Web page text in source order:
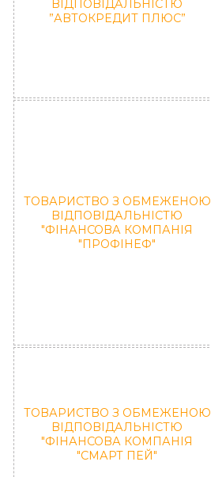
ВІДПОВІДАЛЬНІСТЮ
”АВТОКРЕДИТ ПЛЮС”
ТОВАРИСТВО З ОБМЕЖЕНОЮ
ВІДПОВІДАЛЬНІСТЮ
"ФІНАНСОВА КОМПАНІЯ
"ПРОФІНЕФ"
ТОВАРИСТВО З ОБМЕЖЕНОЮ
ВІДПОВІДАЛЬНІСТЮ
"ФІНАНСОВА КОМПАНІЯ
"СМАРТ ПЕЙ"